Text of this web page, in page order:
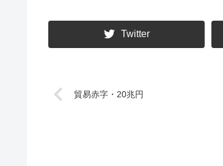
Twitter
貿易赤字・20兆円